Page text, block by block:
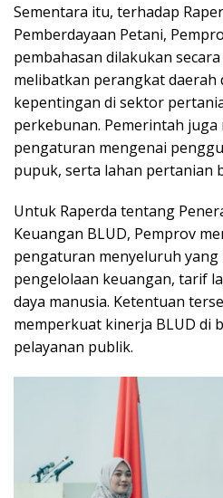
Sementara itu, terhadap
Pemberdayaan Petani,
pembahasan dilakukan
melibatkan perangkat daerah
kepentingan di sektor
perkebunan. Pemerintah
pengaturan mengenai
pupuk, serta lahan pertanian
Untuk Raperda tentang
Keuangan BLUD, Pemprov
pengaturan menyeluruh
pengelolaan keuangan, tarif
daya manusia. Ketentuan
memperkuat kinerja BLUD di
pelayanan publik.